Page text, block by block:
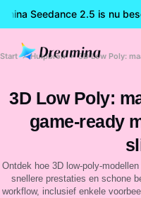
Seedance 2.5 is nu
Start Hulpbron
3D Low Poly:
game-ready
Ontdek hoe 3D low-poly-
snellere prestaties en schone
workflow, inclusief enkele